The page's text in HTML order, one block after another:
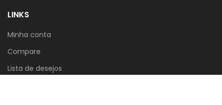
LINKS
Minha conta
Compare
Lista de desejos